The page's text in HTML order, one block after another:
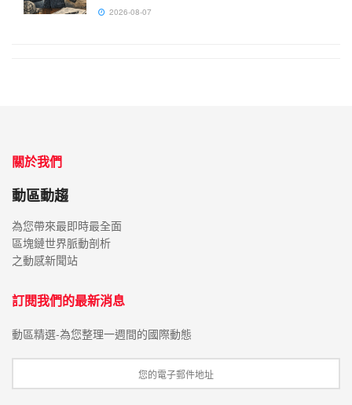
2026-08-07
關於我們
動區動趨
為您帶來最即時最全面
區塊鏈世界脈動剖析
之動感新聞站
訂閱我們的最新消息
動區精選-為您整理一週間的國際動態